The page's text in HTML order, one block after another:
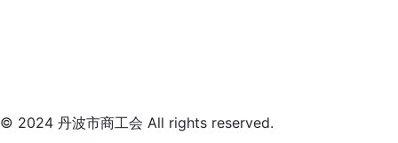
© 2024 丹波市商工会 All rights reserved.